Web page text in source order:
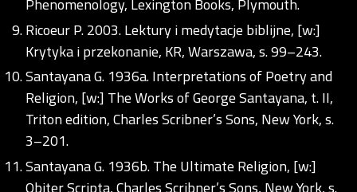
Ricoeur P. 2003. Lektury i medytacje biblijne, [w:]
Krytyka i przekonanie, KR, Warszawa, s. 99–243.
Santayana G. 1936a. Interpretations of Poetry and
Religion, [w:] The Works of George Santayana, t. II,
Triton edition, Charles Scribner’s Sons, New York, s.
3–201.
Santayana G. 1936b. The Ultimate Religion, [w:]